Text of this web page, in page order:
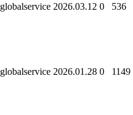
globalservice 2026.03.12 0 536
globalservice 2026.01.28 0 1149